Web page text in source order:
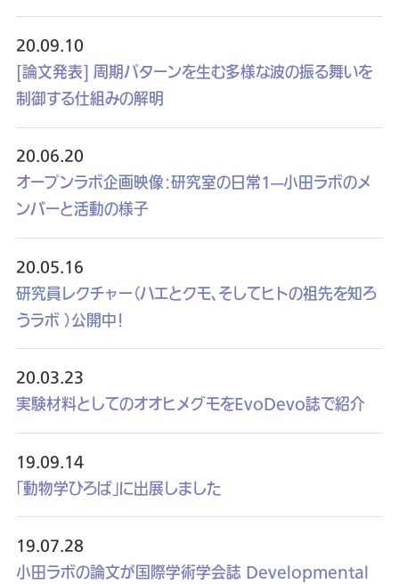
20.09.10
[論文発表] 周期パターンを生む多様な波の振る舞いを
制御する仕組みの解明
20.06.20
オープンラボ企画映像：研究室の日常1—小田ラボのメ
ンバーと活動の様子
20.05.16
研究員レクチャー（ハエとクモ、そしてヒトの祖先を知ろ
うラボ ）公開中！
20.03.23
実験材料としてのオオヒメグモをEvoDevo誌で紹介
19.09.14
「動物学ひろば」に出展しました
19.07.28
小田ラボの論文が国際学術学会誌 Developmental